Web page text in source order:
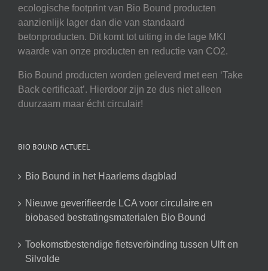
ecologische footprint van Bio Bound producten
aanzienlijk lager dan die van standaard
betonproducten. Dit komt tot uiting in de lage MKI
waarde van onze producten en reductie van CO2.
Bio Bound producten worden geleverd met een ‘Take
Back certificaat’. Hierdoor zijn ze dus niet alleen
duurzaam maar écht circulair!
BIO BOUND ACTUEEL
Bio Bound in het Haarlems dagblad
Nieuwe geverifieerde LCA voor circulaire en
biobased bestratingsmaterialen Bio Bound
Toekomstbestendige fietsverbinding tussen Ulft en
Silvolde